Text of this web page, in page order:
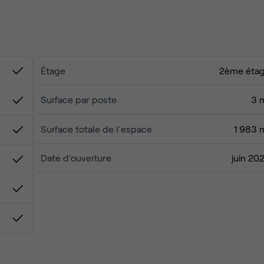
proximité et bonnes tables pour le déjeuner.
et espaces communs entretenus... vous n'avez plus qu'à
immédiatement. Contactez-nous pour passer voir
Étage 2ème
Surface par poste 3
Surface totale de l'espace 1 983
Date d'ouverture juin